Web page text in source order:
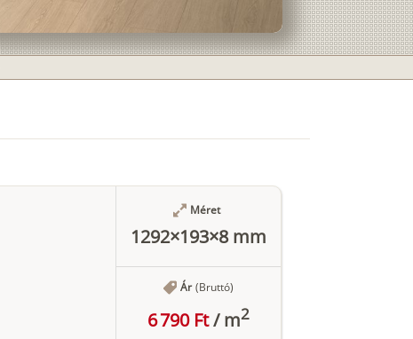
Méret
1292×193×8 mm
Ár (Bruttó)
6 790 Ft/m2